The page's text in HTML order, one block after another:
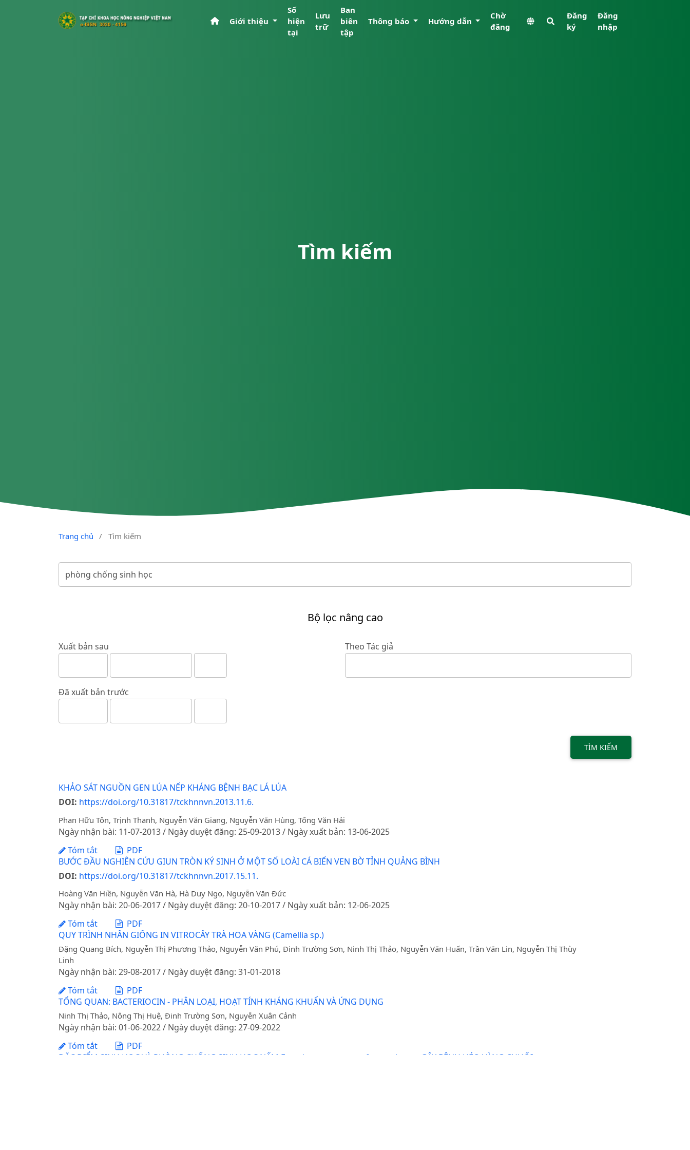
Giới thiệu
Số
hiện
tại
Lưu
trữ
Ban
biên
tập
Thông báo Hướng dẫn
Chờ
đăng
Đăng
ký
Đăng
nhập
Tìm kiếm
Trang chủ / Tìm kiếm
Bộ lọc nâng cao
Xuất bản sau
Đã xuất bản trước
Theo Tác giả
TÌM KIẾM
KHẢO SÁT NGUỒN GEN LÚA NẾP KHÁNG BỆNH BẠC LÁ LÚA
DOI: https://doi.org/10.31817/tckhnnvn.2013.11.6.
Phan Hữu Tôn, Trịnh Thanh, Nguyễn Văn Giang, Nguyễn Văn Hùng, Tống Văn Hải
Ngày nhận bài: 11-07-2013 / Ngày duyệt đăng: 25-09-2013 / Ngày xuất bản: 13-06-2025
Tóm tắt
PDF
BƯỚC ĐẦU NGHIÊN CỨU GIUN TRÒN KÝ SINH Ở MỘT SỐ LOÀI CÁ BIỂN VEN BỜ TỈNH QUẢNG BÌNH
DOI: https://doi.org/10.31817/tckhnnvn.2017.15.11.
Hoàng Văn Hiền, Nguyễn Văn Hà, Hà Duy Ngọ, Nguyễn Văn Đức
Ngày nhận bài: 20-06-2017 / Ngày duyệt đăng: 20-10-2017 / Ngày xuất bản: 12-06-2025
Tóm tắt
PDF
QUY TRÌNH NHÂN GIỐNG IN VITROCÂY TRÀ HOA VÀNG (Camellia sp.)
Đặng Quang Bích, Nguyễn Thị Phương Thảo, Nguyễn Văn Phú, Đinh Trường Sơn, Ninh Thị Thảo, Nguyễn Văn Huấn, Trần Văn Lin, Nguyễn Thị Thùy
Linh
Ngày nhận bài: 29-08-2017 / Ngày duyệt đăng: 31-01-2018
Tóm tắt
PDF
TỔNG QUAN: BACTERIOCIN - PHÂN LOẠI, HOẠT TÍNH KHÁNG KHUẨN VÀ ỨNG DỤNG
Ninh Thị Thảo, Nông Thị Huệ, Đinh Trường Sơn, Nguyễn Xuân Cảnh
Ngày nhận bài: 01-06-2022 / Ngày duyệt đăng: 27-09-2022
Tóm tắt
PDF
ĐẶC ĐIỂM SINH HỌC VÀ PHÒNG CHỐNG SINH HỌC NẤM Fusarium oxysporum f. sp. cubense GÂY BỆNH HÉO VÀNG CHUỐI